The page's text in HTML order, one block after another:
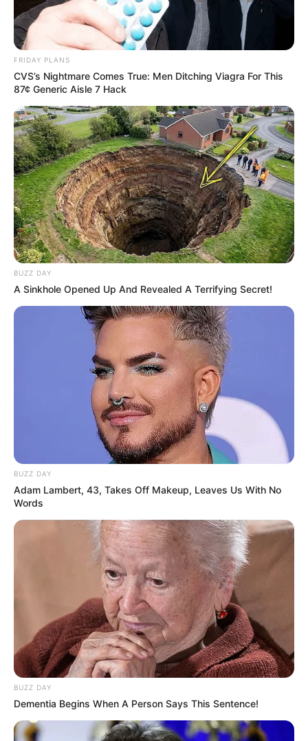
FRIDAY PLANS
CVS’s Nightmare Comes True: Men Ditching Viagra For This
87¢ Generic Aisle 7 Hack
BUZZ DAY
A Sinkhole Opened Up And Revealed A Terrifying Secret!
BUZZ DAY
Adam Lambert, 43, Takes Off Makeup, Leaves Us With No
Words
BUZZ DAY
Dementia Begins When A Person Says This Sentence!